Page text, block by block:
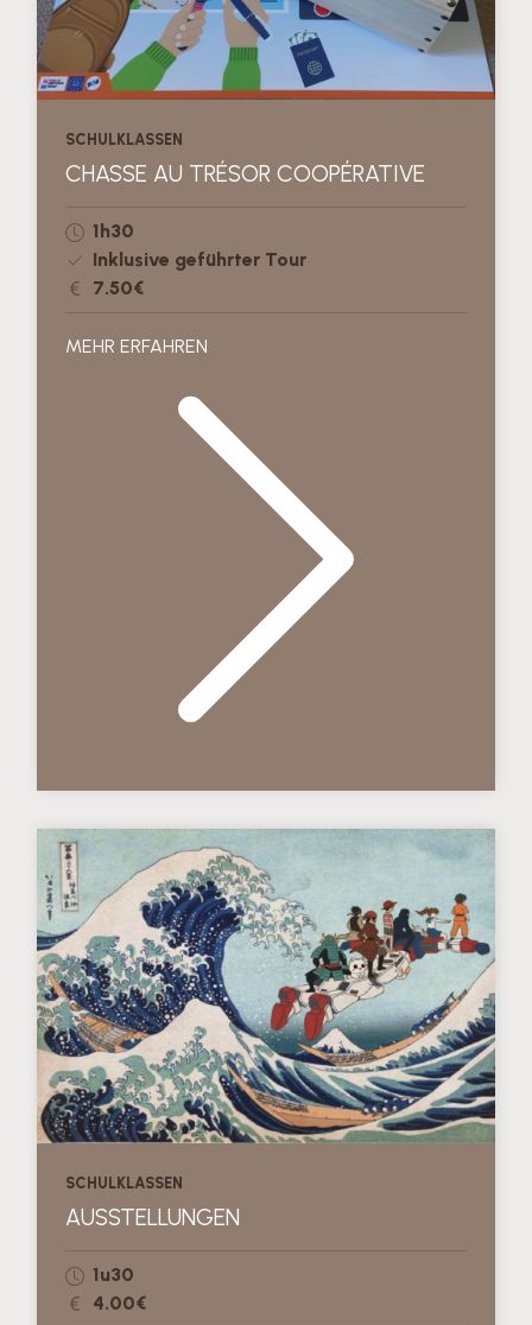
SCHULKLASSEN
CHASSE AU TRÉSOR COOPÉRATIVE
1h30
Inklusive geführter Tour
7.50€
MEHR ERFAHREN
SCHULKLASSEN
AUSSTELLUNGEN
1u30
4.00€